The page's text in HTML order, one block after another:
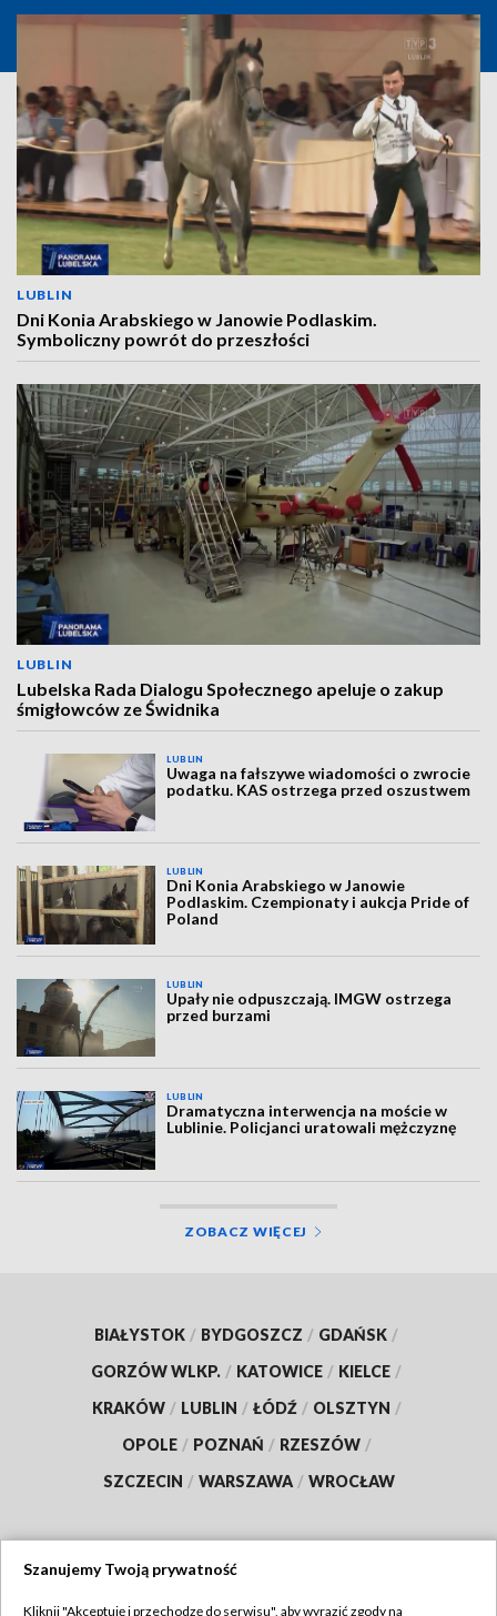
LUBLIN
Dni Konia Arabskiego w Janowie Podlaskim.
Symboliczny powrót do przeszłości
LUBLIN
Lubelska Rada Dialogu Społecznego apeluje o zakup
śmigłowców ze Świdnika
LUBLIN
Uwaga na fałszywe wiadomości o zwrocie
podatku. KAS ostrzega przed oszustwem
LUBLIN
Dni Konia Arabskiego w Janowie
Podlaskim. Czempionaty i aukcja Pride of
Poland
LUBLIN
Upały nie odpuszczają. IMGW ostrzega
przed burzami
LUBLIN
Dramatyczna interwencja na moście w
Lublinie. Policjanci uratowali mężczyznę
ZOBACZ WIĘCEJ
BIAŁYSTOK / BYDGOSZCZ / GDAŃSK /
GORZÓW WLKP. / KATOWICE / KIELCE /
KRAKÓW / LUBLIN / ŁÓDŹ / OLSZTYN /
OPOLE / POZNAŃ / RZESZÓW /
SZCZECIN / WARSZAWA / WROCŁAW
Szanujemy Twoją prywatność
Kliknij "Akceptuję i przechodzę do serwisu", aby wyrazić zgody na